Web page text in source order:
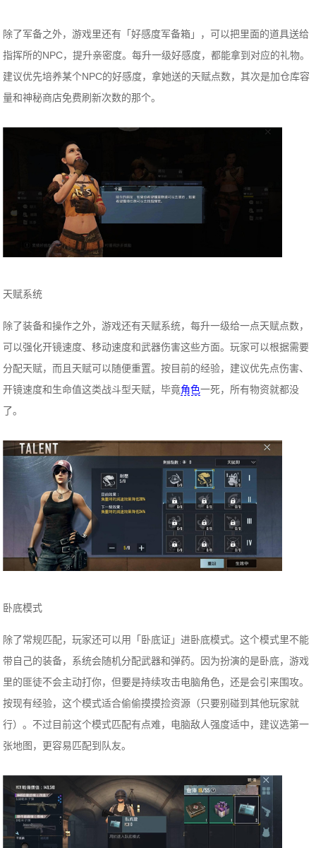
除了军备之外，游戏里还有「好感度军备箱」，可以把里面的道具送给
指挥所的NPC，提升亲密度。每升一级好感度，都能拿到对应的礼物。
建议优先培养某个NPC的好感度，拿她送的天赋点数，其次是加仓库容
量和神秘商店免费刷新次数的那个。
天赋系统
除了装备和操作之外，游戏还有天赋系统，每升一级给一点天赋点数，
可以强化开镜速度、移动速度和武器伤害这些方面。玩家可以根据需要
分配天赋，而且天赋可以随便重置。按目前的经验，建议优先点伤害、
开镜速度和生命值这类战斗型天赋，毕竟角色一死，所有物资就都没
了。
卧底模式
除了常规匹配，玩家还可以用「卧底证」进卧底模式。这个模式里不能
带自己的装备，系统会随机分配武器和弹药。因为扮演的是卧底，游戏
里的匪徒不会主动打你，但要是持续攻击电脑角色，还是会引来围攻。
按现有经验，这个模式适合偷偷摸摸捡资源（只要别碰到其他玩家就
行）。不过目前这个模式匹配有点难，电脑敌人强度适中，建议选第一
张地图，更容易匹配到队友。